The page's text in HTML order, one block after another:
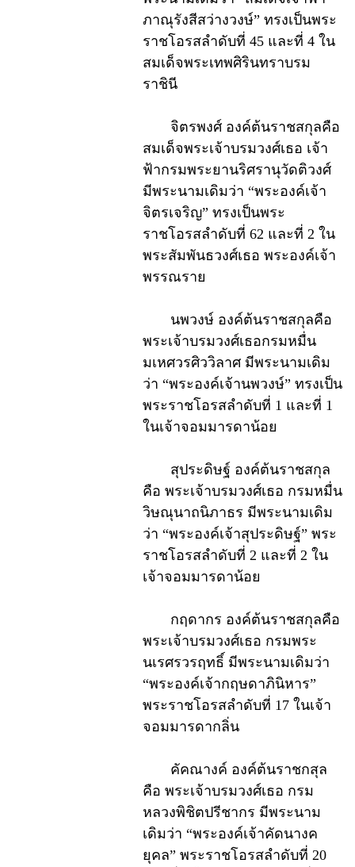
ภาณุรังสีสว่างวงษ์” ทรงเป็นพระ
ราชโอรสลำดับที่ 45 และที่ 4 ใน
สมเด็จพระเทพศิรินทราบรม
ราชินี
จิตรพงศ์ องค์ต้นราชสกุลคือ
สมเด็จพระเจ้าบรมวงศ์เธอ เจ้า
ฟ้ากรมพระยานริศรานุวัดติวงศ์
มีพระนามเดิมว่า “พระองค์เจ้า
จิตรเจริญ” ทรงเป็นพระ
ราชโอรสลำดับที่ 62 และที่ 2 ใน
พระสัมพันธวงศ์เธอ พระองค์เจ้า
พรรณราย
นพวงษ์ องค์ต้นราชสกุลคือ
พระเจ้าบรมวงศ์เธอกรมหมื่น
มเหศวรศิววิลาศ มีพระนามเดิม
ว่า “พระองค์เจ้านพวงษ์” ทรงเป็น
พระราชโอรสลำดับที่ 1 และที่ 1
ในเจ้าจอมมารดาน้อย
สุประดิษฐ์ องค์ต้นราชสกุล
คือ พระเจ้าบรมวงศ์เธอ กรมหมื่น
วิษณุนาถนิภาธร มีพระนามเดิม
ว่า “พระองค์เจ้าสุประดิษฐ์” พระ
ราชโอรสลำดับที่ 2 และที่ 2 ใน
เจ้าจอมมารดาน้อย
กฤดากร องค์ต้นราชสกุลคือ
พระเจ้าบรมวงศ์เธอ กรมพระ
นเรศรวรฤทธิ์ มีพระนามเดิมว่า
“พระองค์เจ้ากฤษดาภินิหาร”
พระราชโอรสลำดับที่ 17 ในเจ้า
จอมมารดากลิ่น
คัคณางค์ องค์ต้นราชกสุล
คือ พระเจ้าบรมวงศ์เธอ กรม
หลวงพิชิตปรีชากร มีพระนาม
เดิมว่า “พระองค์เจ้าคัดนางค
ยุคล” พระราชโอรสลำดับที่ 20